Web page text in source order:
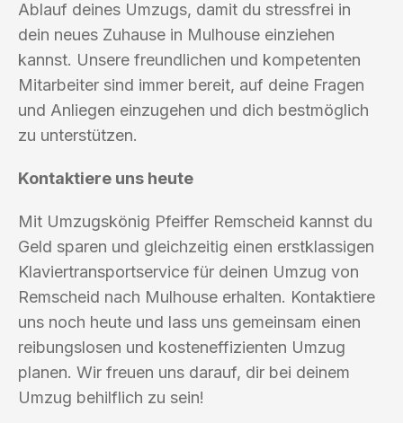
Ablauf deines Umzugs, damit du stressfrei in
dein neues Zuhause in Mulhouse einziehen
kannst. Unsere freundlichen und kompetenten
Mitarbeiter sind immer bereit, auf deine Fragen
und Anliegen einzugehen und dich bestmöglich
zu unterstützen.
Kontaktiere uns heute
Mit Umzugskönig Pfeiffer Remscheid kannst du
Geld sparen und gleichzeitig einen erstklassigen
Klaviertransportservice für deinen Umzug von
Remscheid nach Mulhouse erhalten. Kontaktiere
uns noch heute und lass uns gemeinsam einen
reibungslosen und kosteneffizienten Umzug
planen. Wir freuen uns darauf, dir bei deinem
Umzug behilflich zu sein!